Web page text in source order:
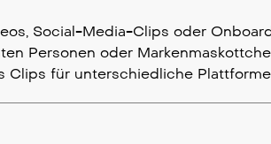
Social-Media-Clips oder
Personen oder
Clips für unterschiedliche